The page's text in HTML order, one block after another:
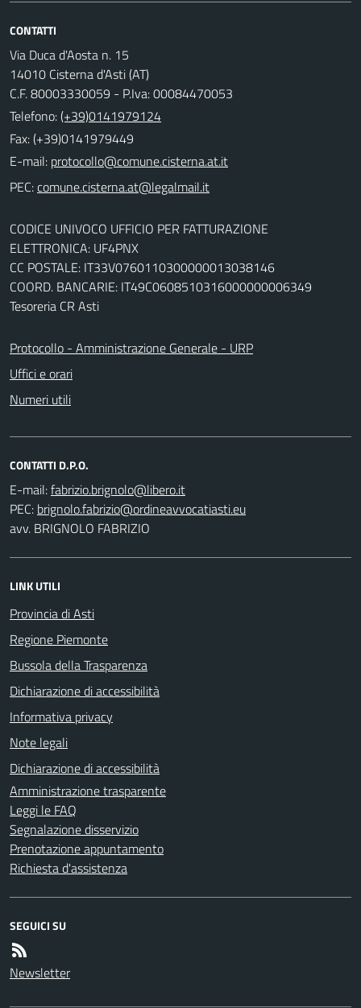
CONTATTI
Via Duca d'Aosta n. 15
14010 Cisterna d'Asti (AT)
C.F. 80003330059 - P.Iva: 00084470053
Telefono:(+39)0141979124
Fax: (+39)0141979449
E-mail:
PEC:
CODICE UNIVOCO UFFICIO PER FATTURAZIONE
ELETTRONICA: UF4PNX
CC POSTALE: IT33V0760110300000013038146
COORD. BANCARIE: IT49C0608510316000000006349
Tesoreria CR Asti
Protocollo - Amministrazione Generale - URP
Uffici e orari
Numeri utili
CONTATTI D.P.O.
E-mail:
PEC:
avv. BRIGNOLO FABRIZIO
LINK UTILI
Provincia di Asti
Regione Piemonte
Bussola della Trasparenza
Dichiarazione di accessibilità
Informativa privacy
Note legali
Dichiarazione di accessibilità
Amministrazione trasparente
Leggi le FAQ
Segnalazione disservizio
Prenotazione appuntamento
Richiesta d'assistenza
SEGUICI SU
Newsletter